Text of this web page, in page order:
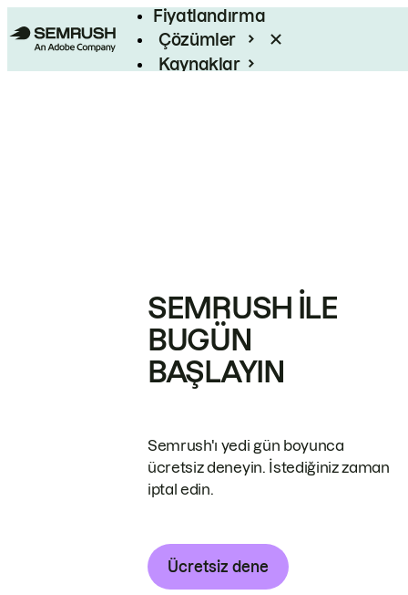
Fiyatlandırma
Çözümler
Kaynaklar
SEMRUSH ILE
BUGÜN
BAŞLAYIN
Semrush'ı yedi gün boyunca
ücretsiz deneyin. İstediğiniz zaman
iptal edin.
Ücretsiz dene